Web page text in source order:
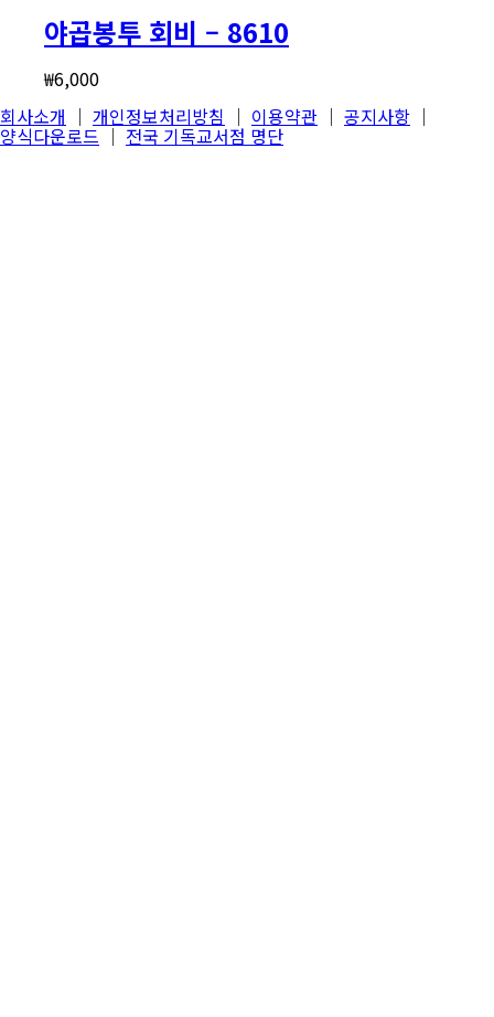
야곱봉투 회비 – 8610
₩6,000
회사소개 │ 개인정보처리방침 │ 이용약관 │ 공지사항 │
양식다운로드 │ 전국 기독교서점 명단